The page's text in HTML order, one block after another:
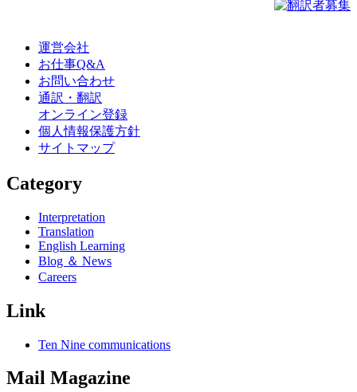
運営会社
お仕事Q&A
お問い合わせ
通訳・翻訳
オンライン登録
個人情報保護方針
サイトマップ
Category
Interpretation
Translation
English Learning
Blog ＆ News
Careers
Link
Ten Nine communications
Mail Magazine